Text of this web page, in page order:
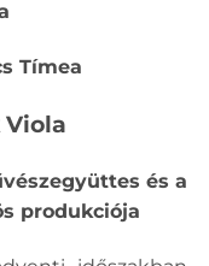
Tímea
Viola
és a
produkciója